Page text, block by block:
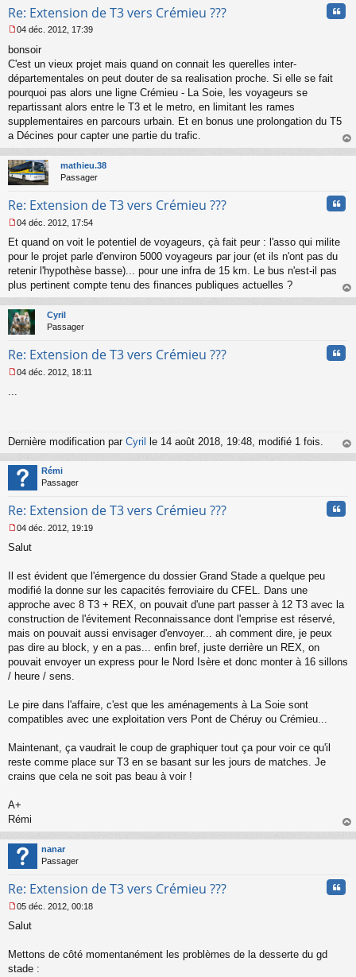
Re: Extension de T3 vers Crémieu ???
e
s
s
a
g
e
n
o
n
l
u
04 déc. 2012, 17:39
bonsoir
C'est un vieux projet mais quand on connait les querelles inter-
départementales on peut douter de sa realisation proche. Si elle se fait
pourquoi pas alors une ligne Crémieu - La Soie, les voyageurs se
repartissant alors entre le T3 et le metro, en limitant les rames
supplementaires en parcours urbain. Et en bonus une prolongation du T5
a Décines pour capter une partie du trafic.
au
mathieu.38
Passager
Re: Extension de T3 vers Crémieu ???
e
s
s
g
n
o
l
u
04 déc. 2012, 17:54
Et quand on voit le potentiel de voyageurs, çà fait peur : l'asso qui milite
pour le projet parle d'environ 5000 voyageurs par jour (et ils n'ont pas du
retenir l'hypothèse basse)... pour une infra de 15 km. Le bus n'est-il pas
plus pertinent compte tenu des finances publiques actuelles ?
au
Cyril
Passager
Re: Extension de T3 vers Crémieu ???
g
e
n
o
n
u
04 déc. 2012, 18:11
Dernière modification par Cyril le 14 août 2018, 19:48, modifié 1 fois.
au
Rémi
Passager
Re: Extension de T3 vers Crémieu ???
e
s
g
e
n
o
n
u
04 déc. 2012, 19:19
Salut
Il est évident que l'émergence du dossier Grand Stade a quelque peu
modifié la donne sur les capacités ferroviaire du CFEL. Dans une
approche avec 8 T3 + REX, on pouvait d'une part passer à 12 T3 avec la
construction de l'évitement Reconnaissance dont l'emprise est réservé,
mais on pouvait aussi envisager d'envoyer... ah comment dire, je peux
pas dire au block, y en a pas... enfin bref, juste derrière un REX, on
pouvait envoyer un express pour le Nord Isère et donc monter à 16 sillons
/ heure / sens.
Le pire dans l'affaire, c'est que les aménagements à La Soie sont
compatibles avec une exploitation vers Pont de Chéruy ou Crémieu...
Maintenant, ça vaudrait le coup de graphiquer tout ça pour voir ce qu'il
reste comme place sur T3 en se basant sur les jours de matches. Je
crains que cela ne soit pas beau à voir !
A+
Rémi
au
nanar
Passager
Re: Extension de T3 vers Crémieu ???
e
s
g
05 déc. 2012, 00:18
Salut
Mettons de côté momentanément les problèmes de la desserte du gd
stade :